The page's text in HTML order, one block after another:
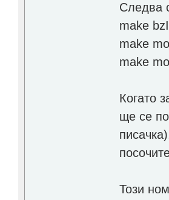
Следва
make
make
make
Когато
ще се
Този